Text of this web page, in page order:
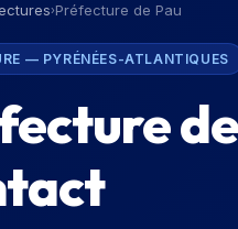
›Préfecture de Pau
— PYRÉNÉES-ATLANTIQUES